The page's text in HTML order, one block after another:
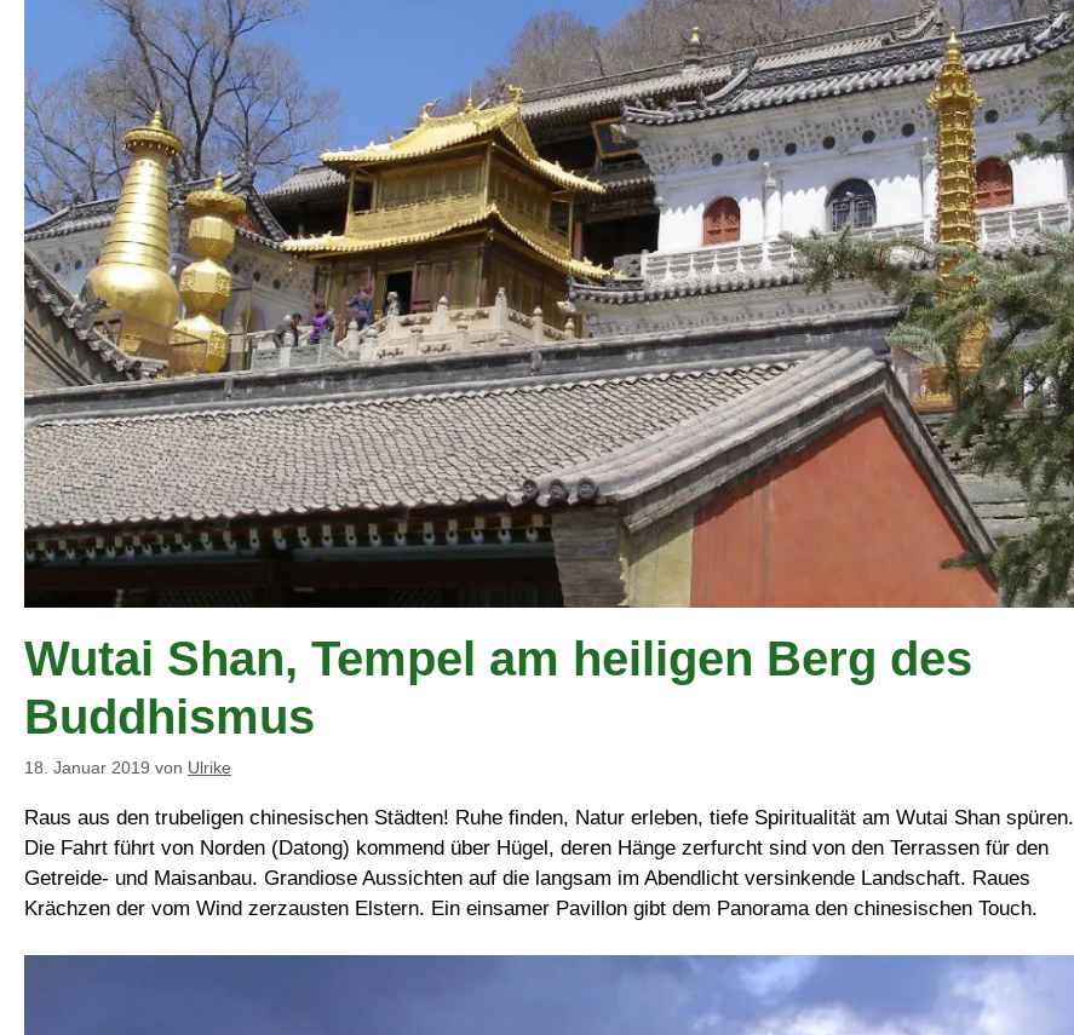
Wutai Shan, Tempel am heiligen Berg des
Buddhismus
18. Januar 2019 von Ulrike
Raus aus den trubeligen chinesischen Städten! Ruhe finden, Natur erleben, tiefe Spiritualität am Wutai Shan spüren.
Die Fahrt führt von Norden (Datong) kommend über Hügel, deren Hänge zerfurcht sind von den Terrassen für den
Getreide- und Maisanbau. Grandiose Aussichten auf die langsam im Abendlicht versinkende Landschaft. Raues
Krächzen der vom Wind zerzausten Elstern. Ein einsamer Pavillon gibt dem Panorama den chinesischen Touch.